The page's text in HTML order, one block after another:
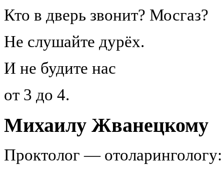
Кто в дверь звонит? Мосгаз?
Не слушайте дурёх.
И не будите нас
от 3 до 4.
Михаилу Жванецкому
Проктолог — отоларингологу: